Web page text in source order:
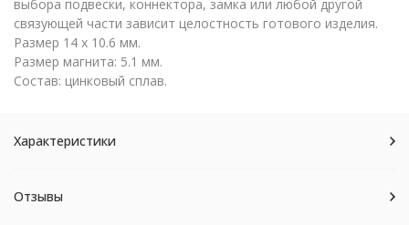
выбора подвески, коннектора, замка или любой другой
связующей части зависит целостность готового изделия.
Размер 14 х 10.6 мм.
Размер магнита: 5.1 мм.
Состав: цинковый сплав.
Характеристики
Отзывы